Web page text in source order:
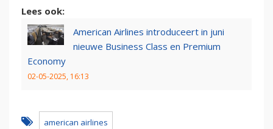
Lees ook:
American Airlines introduceert in juni
nieuwe Business Class en Premium
Economy
02-05-2025, 16:13
american airlines